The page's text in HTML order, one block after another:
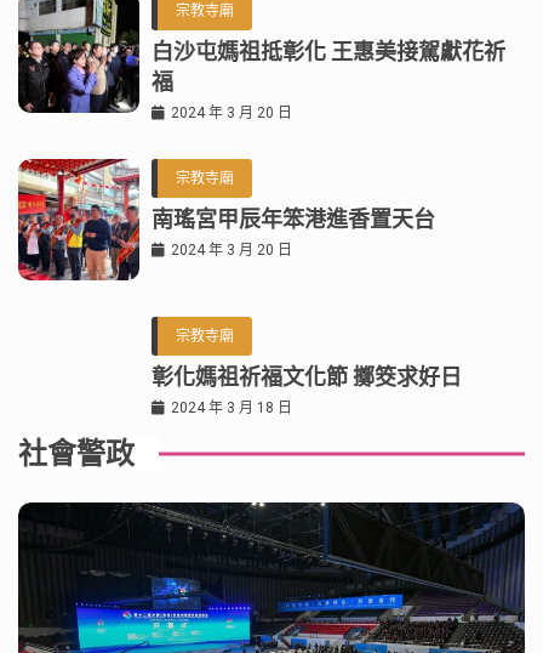
宗教寺廟
白沙屯媽祖抵彰化 王惠美接駕獻花祈
福
2024 年 3 月 20 日
宗教寺廟
南瑤宮甲辰年笨港進香置天台
2024 年 3 月 20 日
宗教寺廟
彰化媽祖祈福文化節 擲筊求好日
2024 年 3 月 18 日
社會警政